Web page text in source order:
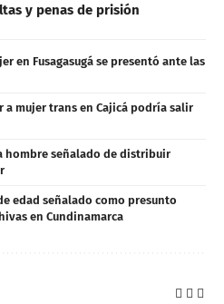
y penas de prisión
en Fusagasugá se presentó ante las
a mujer trans en Cajicá podría salir
hombre señalado de distribuir
edad señalado como presunto
en Cundinamarca